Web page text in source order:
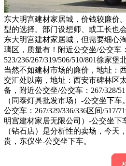
东大明宫建材家居城，价钱较廉价
型的选择。部门设想师、或工长也
东大明宫建材家居城，但需要细心
璃区，质量有！附近公交坐/公交车：
523/236/267/319/506/510/801徐家
当然不如建材市场的廉价，地址：
交汇处以南，地址：西安市碑林区
备，附近公交坐/公交车：267/328/
（同泰灯具批发市场）-公交坐下
公交车：267/329/336/336区间/517/
明宫建材家居无限公司）-公交坐下
（钻石店）是分析性的卖场，今天
贵，东仪坐-公交坐下车。